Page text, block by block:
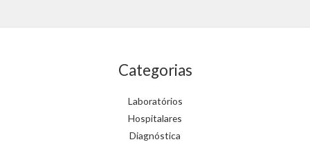
Categorias
Laboratórios
Hospitalares
Diagnóstica